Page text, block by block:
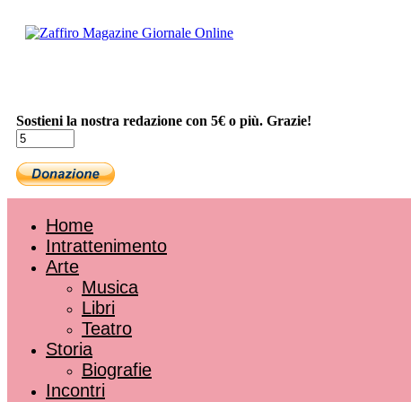
Sostieni la nostra redazione con 5€ o più. Grazie!
Home
Intrattenimento
Arte
Musica
Libri
Teatro
Storia
Biografie
Incontri